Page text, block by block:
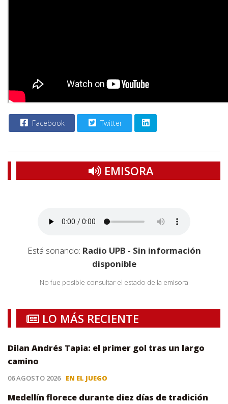
Facebook Twitter
EMISORA
Está sonando: Radio UPB - Sin información
disponible
No fue posible consultar el estado de la emisora
LO MÁS RECIENTE
Dilan Andrés Tapia: el primer gol tras un largo
camino
06 AGOSTO 2026 EN EL JUEGO
Medellín florece durante diez días de tradición